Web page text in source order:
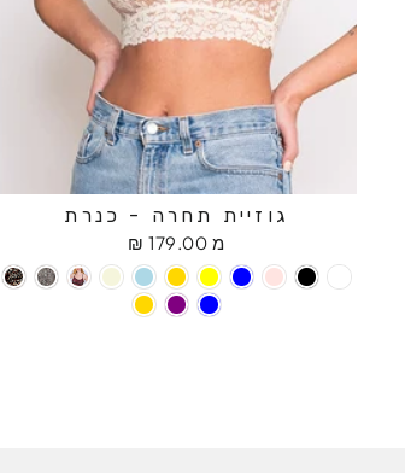
גוזיית תחרה - כנרת
מ 179.00 ₪